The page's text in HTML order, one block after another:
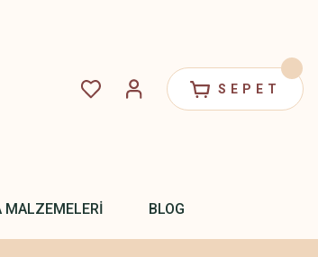
SEPET
MALZEMELERİ BLOG